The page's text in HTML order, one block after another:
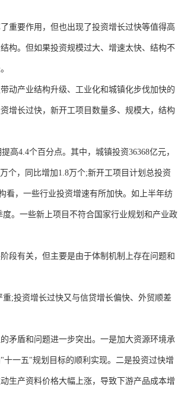
重要作用，但也出现了投资增长过快等值得高
构。但如果投资规模过大、增速太快、结构不
动产业结构升级、工业化和城镇化步伐加快的
增长过快，新开工项目数量多、规模大，结构
高4.4个百分点。其中，城镇投资36368亿元，
个，同比增加1.8万个;新开工项目计划总投资
看，一些行业投资增速有所加快。如上半年纺
。一些新上项目不符合国家行业规划和产业政
段有关，但主要是由于体制机制上存在问题和
;投资增长过快又与信贷增长偏快、外贸顺差
矛盾和问题进一步突出。一是加大资源环境承
一五"规划目标的顺利实现。二是投资过快增
生产资料价格大幅上涨，导致下游产品成本增